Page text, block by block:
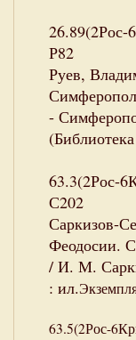
Р82
Руев,
-
63.3(2Рос-
С202
Саркизов-
Феодосии.
/ И. М.
: ил.
63.5(2Рос-